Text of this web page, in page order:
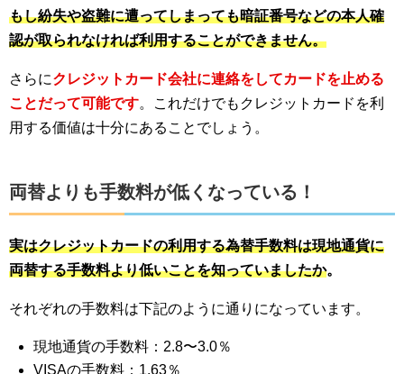
もし紛失や盗難に遭ってしまっても暗証番号などの本人確
認が取られなければ利用することができません。
さらにクレジットカード会社に連絡をしてカードを止める
ことだって可能です。これだけでもクレジットカードを利
用する価値は十分にあることでしょう。
両替よりも手数料が低くなっている！
実はクレジットカードの利用する為替手数料は現地通貨に
両替する手数料より低いことを知っていましたか。
それぞれの手数料は下記のように通りになっています。
現地通貨の手数料：2.8〜3.0％
VISAの手数料：1.63％